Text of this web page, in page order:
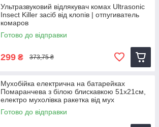
Ультразвуковий відлякувач комах Ultrasonic
Insect Killer засіб від клопів | отпугиватель
комаров
Готово до відправки
299 ₴ 373,75 ₴
Мухобійка електрична на батарейках
Помаранчева з білою блискавкою 51х21см,
електро мухолівка ракетка від мух
Готово до відправки